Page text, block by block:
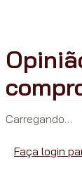
Carregando…
Faça login